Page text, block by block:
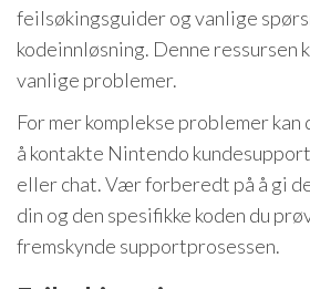
feilsøkingsguider og vanlige
kodeinnløsning. Denne ressursen
vanlige problemer.
For mer komplekse problemer
å kontakte Nintendo
eller chat. Vær forberedt på å gi
din og den spesifikke koden du
fremskynde supportprosessen.